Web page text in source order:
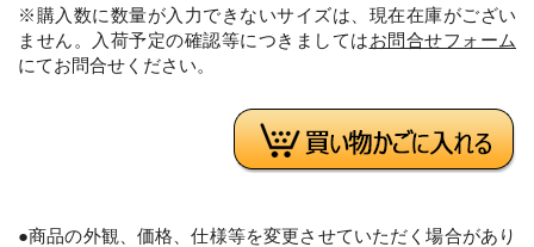
※購入数に数量が入力できないサイズは、現在在庫がござい
ません。入荷予定の確認等につきましてはお問合せフォーム
にてお問合せください。
●商品の外観、価格、仕様等を変更させていただく場合があり